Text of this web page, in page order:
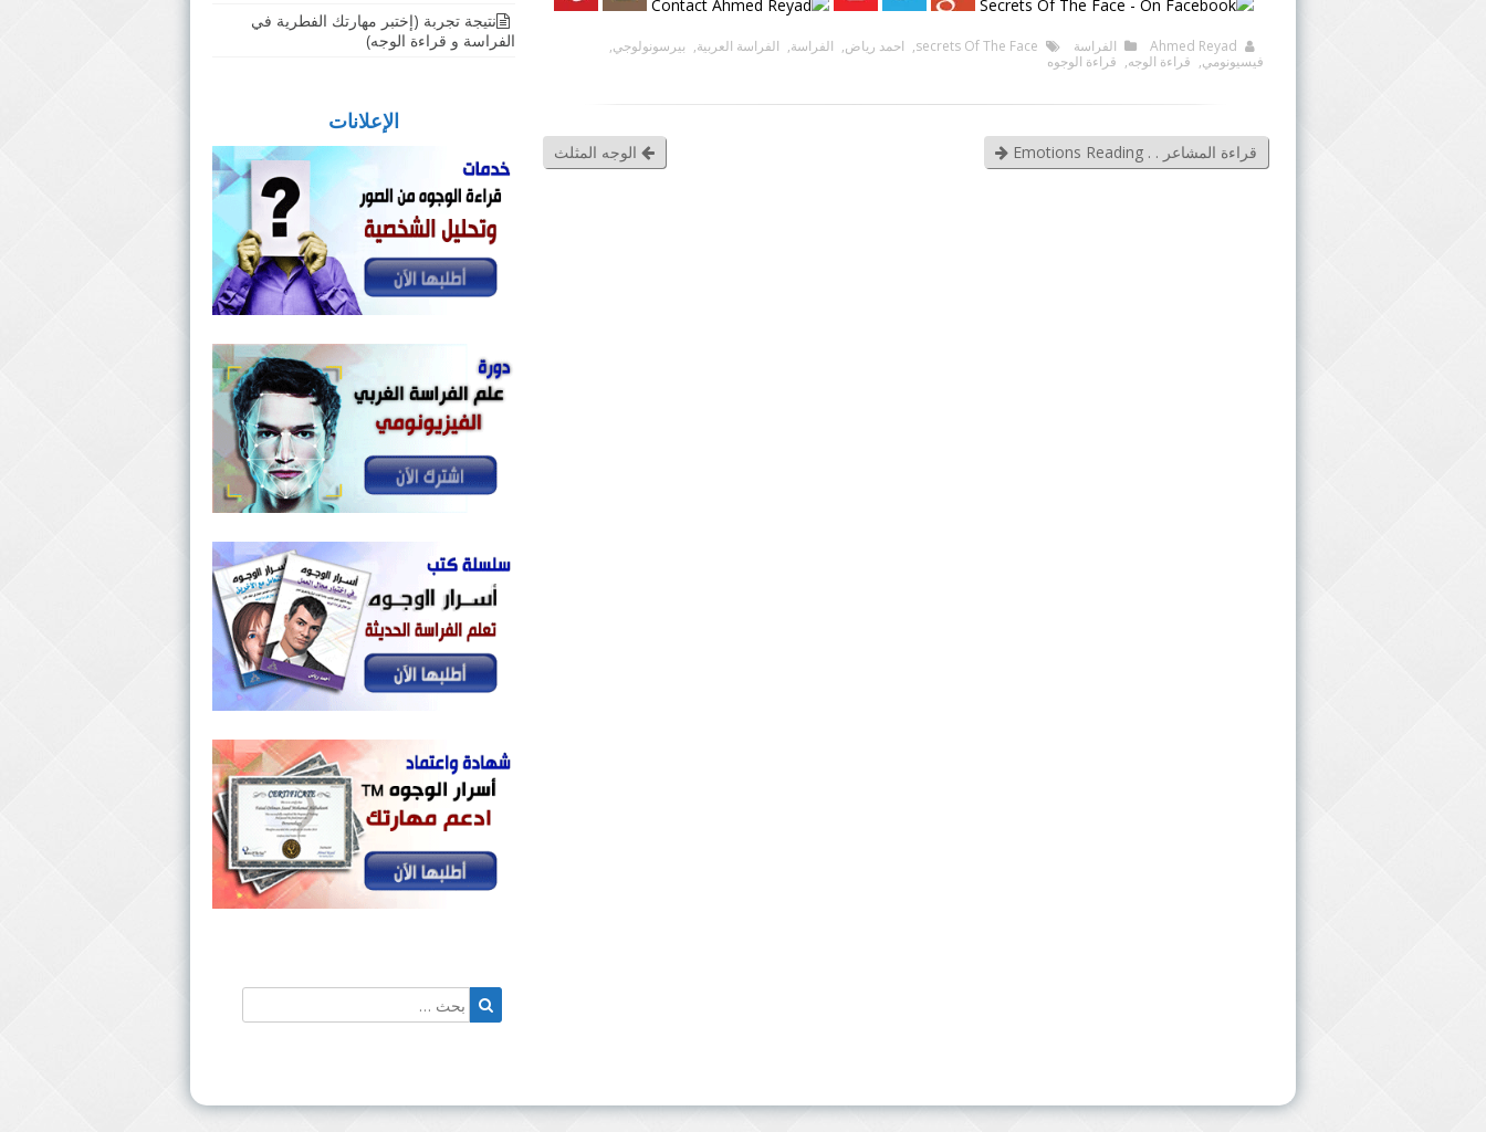
Ahmed Reyad الفراسة secrets Of The Face
, احمد رياض, الفراسة, الفراسة العربية, بيرسونولوجي,
فيسيونومي, قراءة الوجه, قراءة الوجوه
الوجه المثلث قراءة المشاعر . . Emotions Reading
نتيجة تجربة (إختبر مهارتك الفطرية في
الفراسة و قراءة الوجه)
الإعلانات
البحث بحث